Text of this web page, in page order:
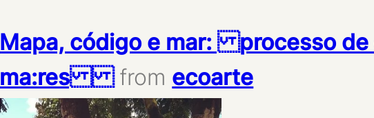
Mapa, código e mar: processo de
ma:res from ecoarte